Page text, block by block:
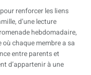
renforcer les liens
d’une lecture
hebdomadaire,
où chaque membre a sa
entre parents et
d’appartenir à une